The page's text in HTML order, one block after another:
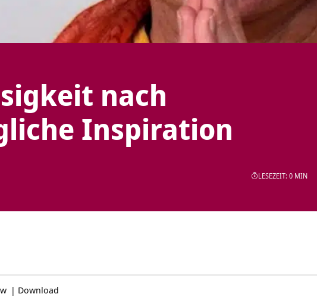
nach
Inspiration
LESEZEIT: 0 MIN
| Download